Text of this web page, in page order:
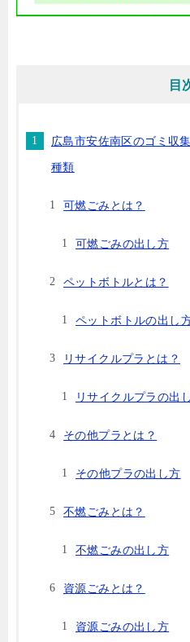
目
広島市安佐南区のゴミ収
種類
可燃ごみとは？
可燃ごみの出し方
ペットボトルとは？
ペットボトルの出し
リサイクルプラとは？
リサイクルプラの出
その他プラとは？
その他プラの出し方
不燃ごみとは？
不燃ごみの出し方
資源ごみとは？
資源ごみの出し方